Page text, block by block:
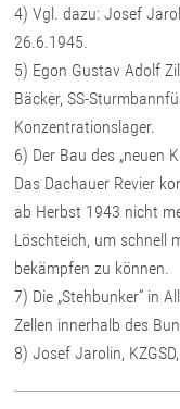
4) Vgl. dazu: Josef
26.6.1945.
5) Egon Gustav Adolf
Bäcker, SS-
Konzentrationslager.
6) Der Bau des „neuen
Das Dachauer Revier
ab Herbst 1943 nicht
Löschteich, um schnell
bekämpfen zu können.
7) Die „Stehbunker“ in
Zellen innerhalb des
8) Josef Jarolin,